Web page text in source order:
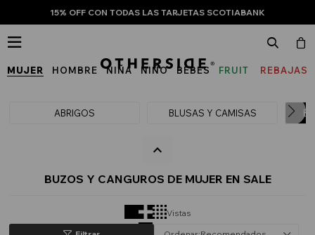
15% OFF CON TODAS LAS TARJETAS SCOTIABANK
MUJER HOMBRE NIÑA NIÑO BEBÉS
FRUIT
THE
REBAJAS

ABRIGOS BLUSAS Y CAMISAS
BUZOS Y CANGUROS DE MUJER EN SALE
Vistas